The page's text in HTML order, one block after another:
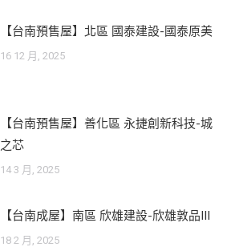
【台南預售屋】北區 國泰建設-國泰原美
16 12 月, 2025
【台南預售屋】善化區 永捷創新科技-城
之芯
14 3 月, 2025
【台南成屋】南區 欣雄建設-欣雄敦品III
18 2 月, 2025